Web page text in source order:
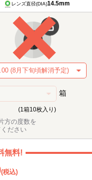
レンズ直径(DIA)14.5mm
箱
(1箱10枚入り)
方の度数を
ください
無料!
(税込)